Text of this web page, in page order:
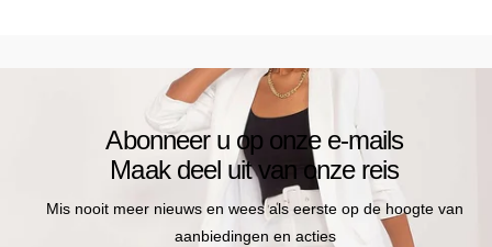
-100% Katoen
Wasmachine op 30 graden
Abonneer u op onze e-mails
Maak deel uit van onze reis
Mis nooit meer nieuws en wees als eerste op de hoogte van
aanbiedingen en acties